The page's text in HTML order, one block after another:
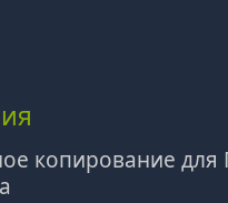
копирование для